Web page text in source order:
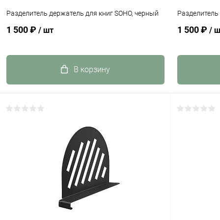
Разделитель держатель для книг SOHO, черный
1 500 ₽ / шт
В корзину
Купить в 1 клик К сравнению
В избранное
1 500 ₽ /
Купить в 1
В